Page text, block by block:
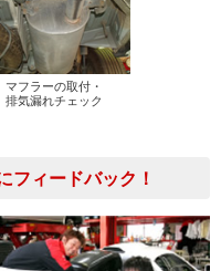
マフラーの取付・
排気漏れチェック
フィードバック！